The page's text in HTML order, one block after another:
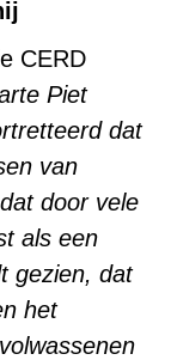
CERD
Piet
dat
van
door vele
als een
gezien, dat
het